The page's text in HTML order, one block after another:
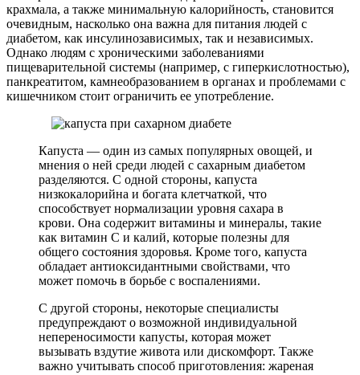
крахмала, а также минимальную калорийность, становится
очевидным, насколько она важна для питания людей с
диабетом, как инсулинозависимых, так и независимых.
Однако людям с хроническими заболеваниями
пищеварительной системы (например, с гиперкислотностью),
панкреатитом, камнеобразованием в органах и проблемами с
кишечником стоит ограничить ее употребление.
Капуста — один из самых популярных овощей, и
мнения о ней среди людей с сахарным диабетом
разделяются. С одной стороны, капуста
низкокалорийна и богата клетчаткой, что
способствует нормализации уровня сахара в
крови. Она содержит витамины и минералы, такие
как витамин C и калий, которые полезны для
общего состояния здоровья. Кроме того, капуста
обладает антиоксидантными свойствами, что
может помочь в борьбе с воспалениями.
С другой стороны, некоторые специалисты
предупреждают о возможной индивидуальной
непереносимости капусты, которая может
вызывать вздутие живота или дискомфорт. Также
важно учитывать способ приготовления: жареная